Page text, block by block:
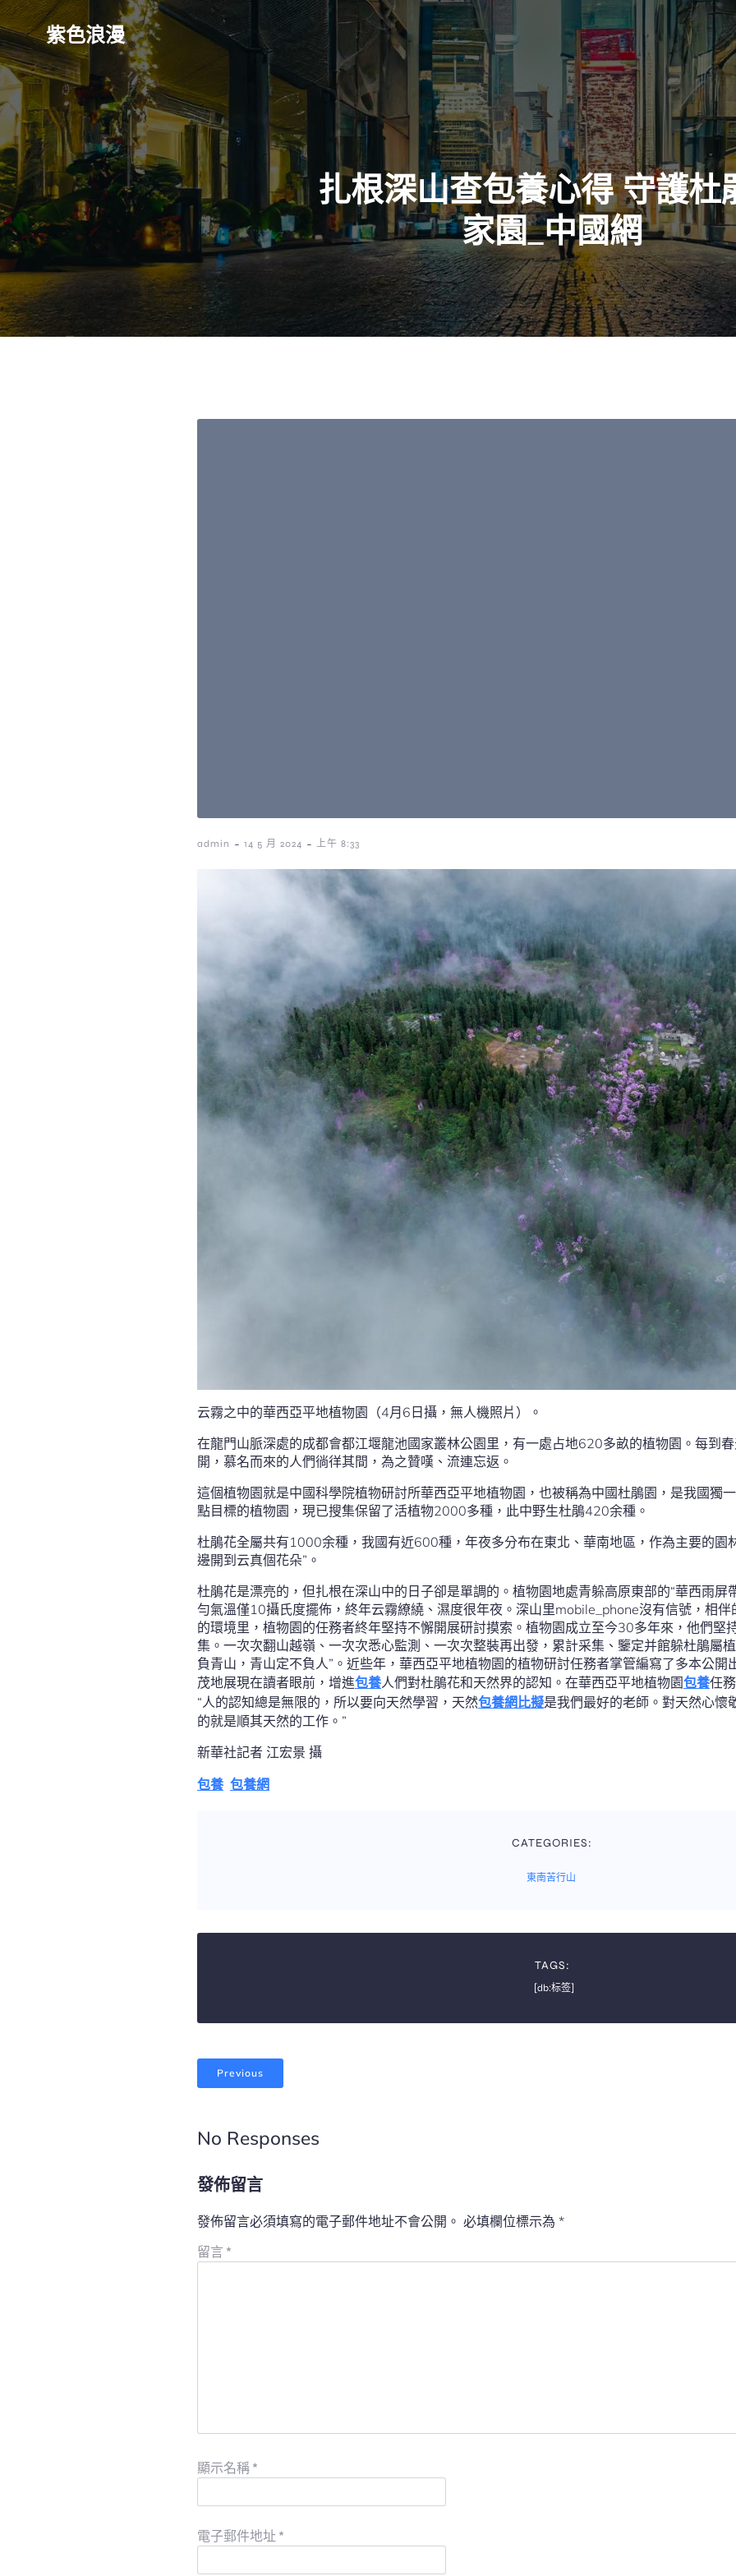
Skip
to
content 紫色浪漫
扎根深山查包養心得 守護杜
家園_中國網
admin - 14 5 月 2024 - 上午 8:33
云霧之中的華西亞平地植物園（4月6日攝，無人機照片）。
在龍門山脈深處的成都會都江堰龍池國家叢林公園里，有一處占地620多畝的植物園。每到
開，慕名而來的人們徜徉其間，為之贊嘆、流連忘返。
這個植物園就是中國科學院植物研討所華西亞平地植物園，也被稱為中國杜鵑園，是我國獨
點目標的植物園，現已搜集保留了活植物2000多種，此中野生杜鵑420余種。
杜鵑花全屬共有1000余種，我國有近600種，年夜多分布在東北、華南地區，作為主要的園
邊開到云真個花朵”。
杜鵑花是漂亮的，但扎根在深山中的日子卻是單調的。植物園地處青躲高原東部的“華西雨屏
勻氣溫僅10攝氏度擺佈，終年云霧繚繞、濕度很年夜。深山里mobile_phone沒有信號，相
的環境里，植物園的任務者終年堅持不懈開展研討摸索。植物園成立至今30多年來，他們堅
集。一次次翻山越嶺、一次次悉心監測、一次次整裝再出發，累計采集、鑒定并館躲杜鵑屬
負青山，青山定不負人”。近些年，華西亞平地植物園的植物研討任務者掌管編寫了多本公開
茂地展現在讀者眼前，增進包養人們對杜鵑花和天然界的認知。在華西亞平地植物園包養任
“人的認知總是無限的，所以要向天然學習，天然包養網比擬是我們最好的老師。對天然心懷
的就是順其天然的工作。”
新華社記者 江宏景 攝
包養 包養網
CATEGORIES:
東南苦行山
TAGS:
[db:标签]
Previous
No Responses
發佈留言
發佈留言必須填寫的電子郵件地址不會公開。 必填欄位標示為 *
留言 *
顯示名稱 *
電子郵件地址 *